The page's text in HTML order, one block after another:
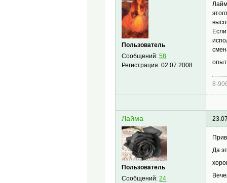
Пользователь
Сообщений:58
Регистрация:02.07.2008
8-
Лайма
Пользователь
Сообщений:24
Да